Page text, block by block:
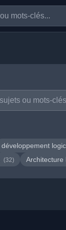
développement
(32) Architecture